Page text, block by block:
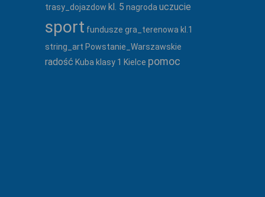
trasy_dojazdow kl. 5 nagroda uczucie
sport fundusze gra_terenowa kl.1
string_art Powstanie_Warszawskie
radość Kuba klasy 1 Kielce pomoc